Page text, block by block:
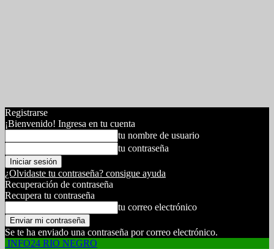
Registrarse
¡Bienvenido! Ingresa en tu cuenta
tu nombre de usuario
tu contraseña
¿Olvidaste tu contraseña? consigue ayuda
Recuperación de contraseña
Recupera tu contraseña
tu correo electrónico
Se te ha enviado una contraseña por correo electrónico.
INFO24 RIO NEGRO